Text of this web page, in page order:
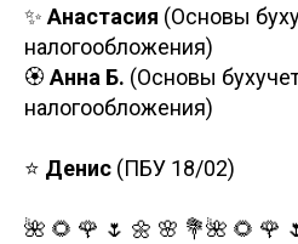
✨ Анастасия (Основы
налогообложения)
🏵️ Анна Б. (Основы
налогообложения)
⭐ Денис (ПБУ 18/02)
🌺 🌻 🌹 🌷 🌼 🌸 💐🌺 🌻 🌹